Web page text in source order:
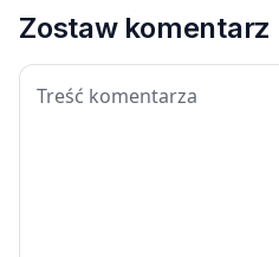
Zostaw komentarz